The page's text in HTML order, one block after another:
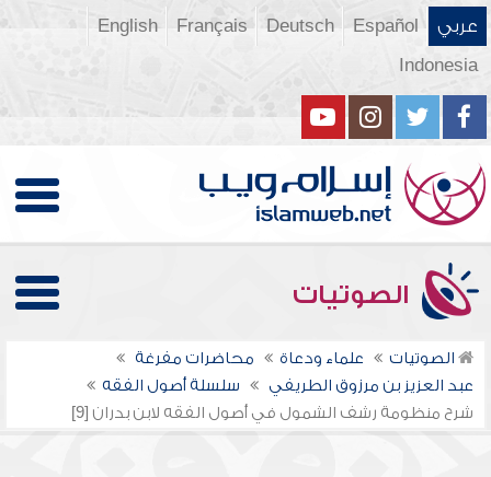
عربي Español
Deutsch
Français
English
Indonesia
الصوتيات
الصوتيات علماء ودعاة
محاضرات مفرغة
عبد العزيز بن مرزوق الطريفي
سلسلة أصول الفقه
شرح منظومة رشف الشمول في أصول الفقه لابن بدران [9]